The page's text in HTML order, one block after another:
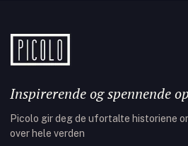
Inspirerende og spennende
Picolo gir deg de ufortalte historiene
over hele verden